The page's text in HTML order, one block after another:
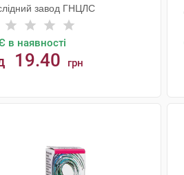
завод ГНЦЛС
в наявності
19.40 грн